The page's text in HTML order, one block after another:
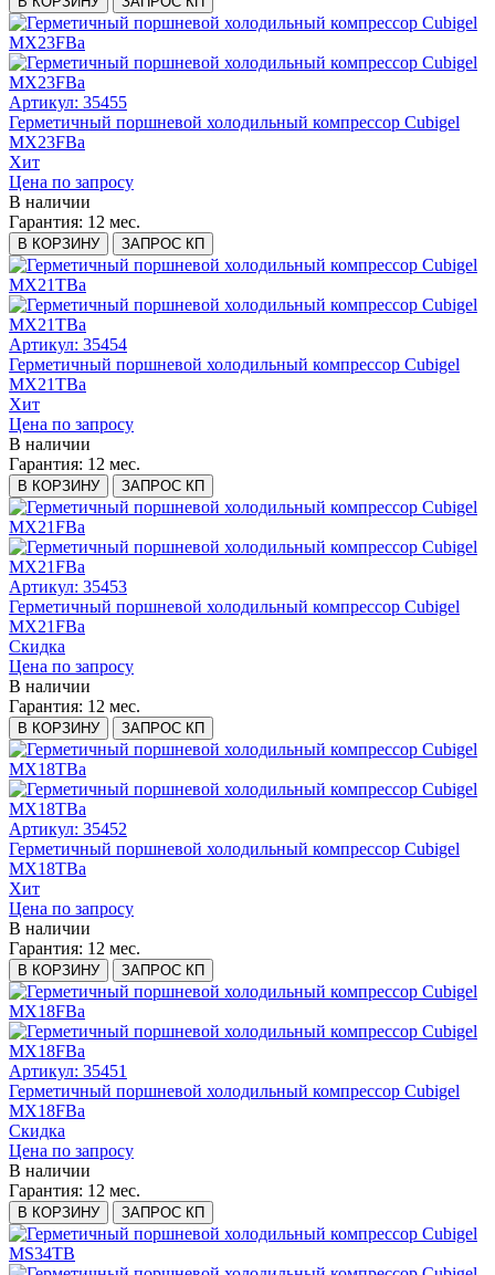
Артикул: 35455
Герметичный поршневой холодильный компрессор Cubigel
MX23FBa
Хит
Цена по запросу
В наличии
Гарантия: 12 мес.
В КОРЗИНУ ЗАПРОС КП
Артикул: 35454
Герметичный поршневой холодильный компрессор Cubigel
MX21TBa
Хит
Цена по запросу
В наличии
Гарантия: 12 мес.
В КОРЗИНУ ЗАПРОС КП
Артикул: 35453
Герметичный поршневой холодильный компрессор Cubigel
MX21FBa
Скидка
Цена по запросу
В наличии
Гарантия: 12 мес.
В КОРЗИНУ ЗАПРОС КП
Артикул: 35452
Герметичный поршневой холодильный компрессор Cubigel
MX18TBa
Хит
Цена по запросу
В наличии
Гарантия: 12 мес.
В КОРЗИНУ ЗАПРОС КП
Артикул: 35451
Герметичный поршневой холодильный компрессор Cubigel
MX18FBa
Скидка
Цена по запросу
В наличии
Гарантия: 12 мес.
В КОРЗИНУ ЗАПРОС КП